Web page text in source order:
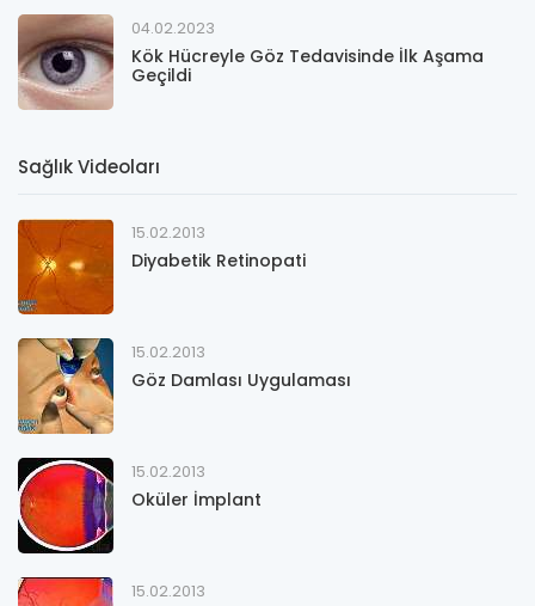
04.02.2023
Kök Hücreyle Göz Tedavisinde İlk Aşama
Geçildi
Sağlık Videoları
15.02.2013
Diyabetik Retinopati
15.02.2013
Göz Damlası Uygulaması
15.02.2013
Oküler İmplant
15.02.2013